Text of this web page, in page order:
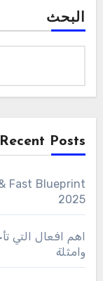
البحث
Recent Posts
Fast Blueprint
2025
اهم افعال التي
وامثلة